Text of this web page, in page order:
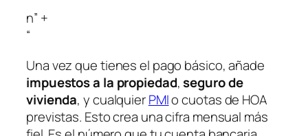
n” +
“
Una vez que tienes el pago básico, añade
impuestos a la propiedad,seguro de
vivienda, y cualquierPMIo cuotas de HOA
previstas. Esto crea una cifra mensual más